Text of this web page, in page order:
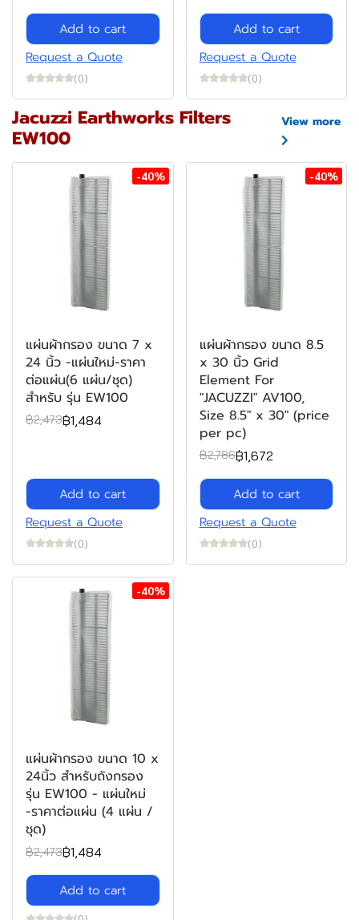
Add to cart
Request a Quote
(0)
Add to cart
Request a Quote
(0)
Jacuzzi Earthworks Filters
EW100
View more
-40%
แผ่นผ้ากรอง ขนาด 7 x
24 นิ้ว -แผ่นใหม่-ราคา
ต่อแผ่น(6 แผ่น/ชุด)
สำหรับ รุ่น EW100
฿2,473฿1,484
Add to cart
Request a Quote
(0)
-40%
แผ่นผ้ากรอง ขนาด 8.5
x 30 นิ้ว Grid
Element For
"JACUZZI" AV100,
Size 8.5" x 30" (price
per pc)
฿2,786฿1,672
Add to cart
Request a Quote
(0)
-40%
แผ่นผ้ากรอง ขนาด 10 x
24นิ้ว สำหรับถังกรอง
รุ่น EW100 - แผ่นใหม่
-ราคาต่อแผ่น (4 แผ่น /
ชุด)
฿2,473฿1,484
Add to cart